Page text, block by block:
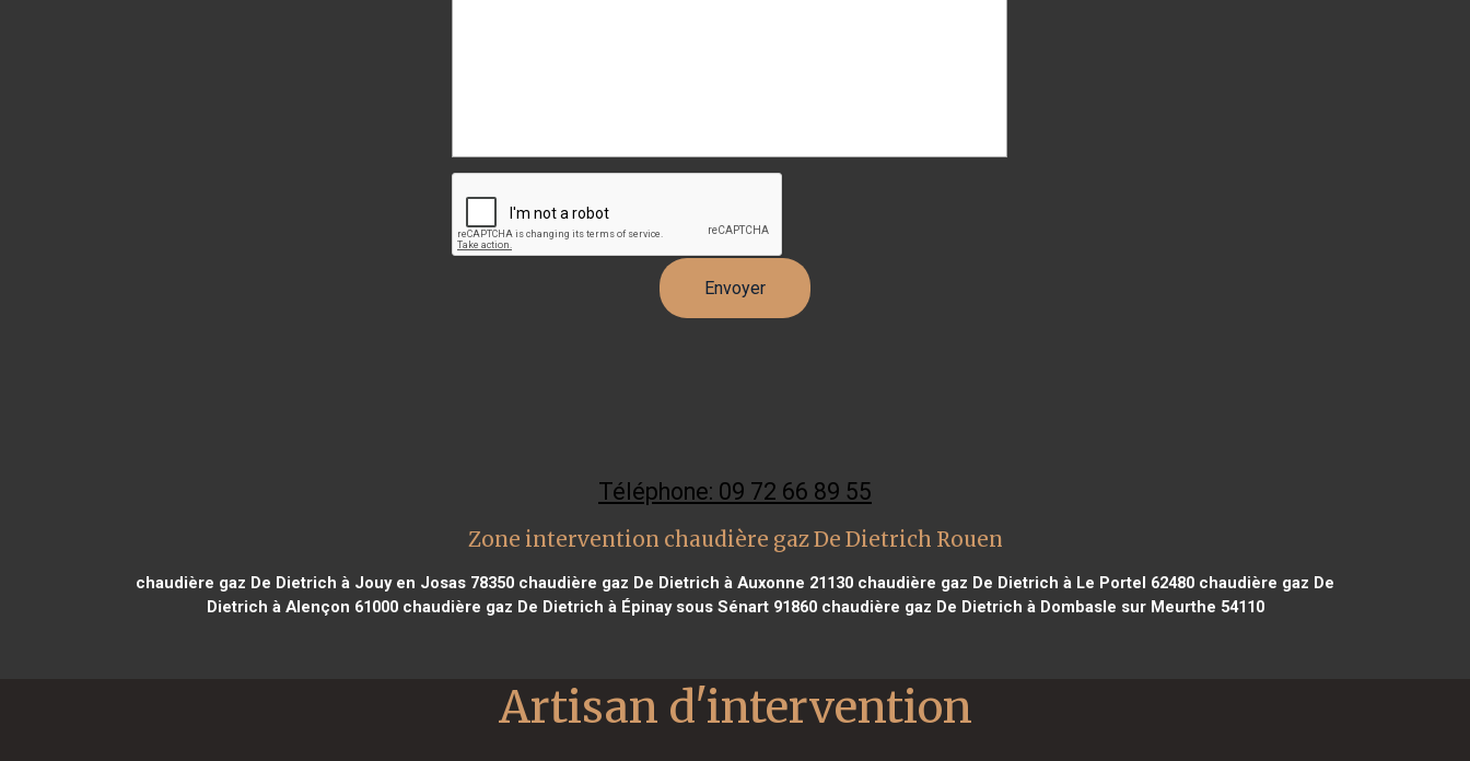
Téléphone: 09 72 66 89 55
Zone intervention chaudière gaz De Dietrich Rouen
chaudière gaz De Dietrich à Jouy en Josas 78350 chaudière gaz De Dietrich à Auxonne 21130 chaudière gaz De Dietrich à Le Portel 62480 chaudière gaz De
Dietrich à Alençon 61000chaudière gaz De Dietrich à Épinay sous Sénart 91860chaudière gaz De Dietrich à Dombasle sur Meurthe 54110
Artisan d'intervention